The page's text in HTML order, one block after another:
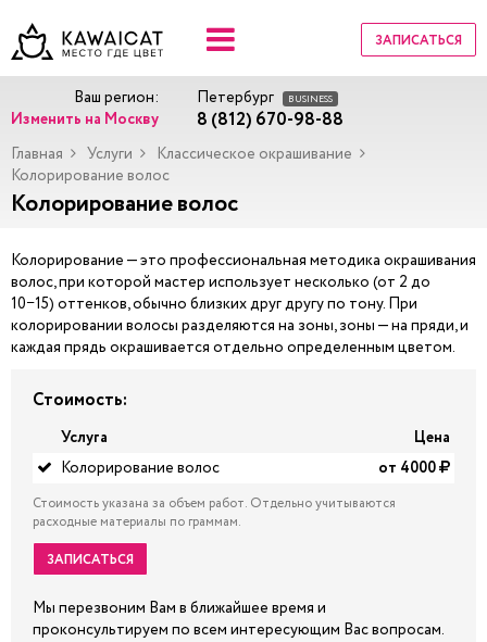
ЗАПИСАТЬСЯ
Ваш регион:
Изменить на Москву
Петербург BUSINESS
8 (812) 670-98-88
Главная Услуги
Классическое окрашивание
Колорирование волос
Колорирование волос
Колорирование — это профессиональная методика окрашивания
волос, при которой мастер использует несколько (от 2 до
10−15) оттенков, обычно близких друг другу по тону. При
колорировании волосы разделяются на зоны, зоны — на пряди, и
каждая прядь окрашивается отдельно определенным цветом.
Стоимость:
Услуга
Цена
Колорирование волос
от 4000
Стоимость указана за объем работ. Отдельно учитываются
расходные материалы по граммам.
ЗАПИСАТЬСЯ
Мы перезвоним Вам в ближайшее время и
проконсультируем по всем интересующим Вас вопросам.